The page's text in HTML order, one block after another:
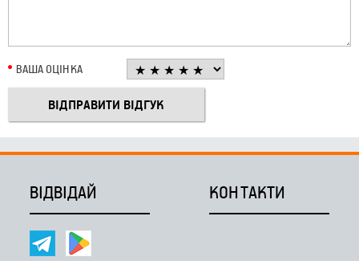
ВАША ОЦІНКА
ВІДВІДАЙ КОНТАКТИ